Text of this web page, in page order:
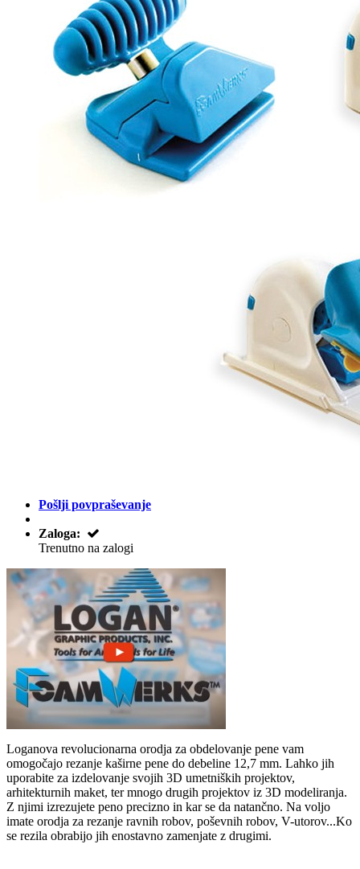
Pošlji povpraševanje
Zaloga:
Trenutno na zalogi
Loganova revolucionarna orodja za obdelovanje pene vam
omogočajo rezanje kaširne pene do debeline 12,7 mm. Lahko jih
uporabite za izdelovanje svojih 3D umetniških projektov,
arhitekturnih maket, ter mnogo drugih projektov iz 3D modeliranja.
Z njimi izrezujete peno precizno in kar se da natančno. Na voljo
imate orodja za rezanje ravnih robov, poševnih robov, V-utorov...Ko
se rezila obrabijo jih enostavno zamenjate z drugimi.